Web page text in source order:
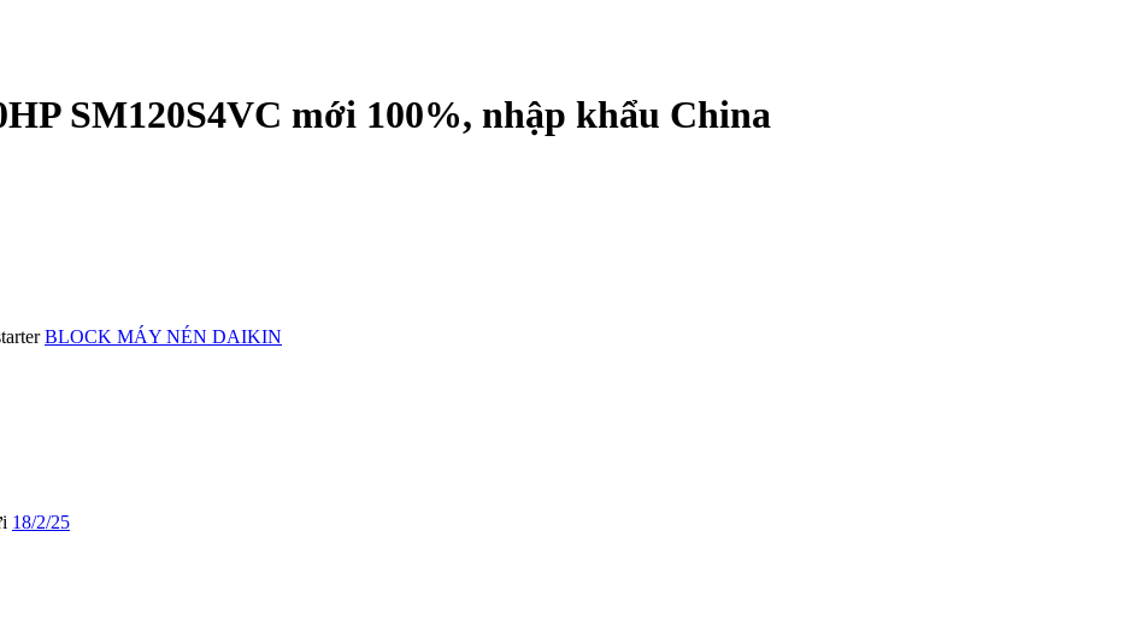
SM120S4VC mới 100%, nhập khẩu China
BLOCK MÁY NÉN DAIKIN
18/2/25